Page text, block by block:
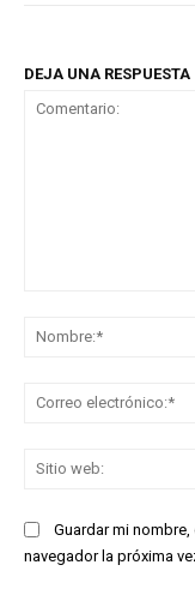
DEJA UNA RESPUESTA
Guardar mi
navegador la próxima